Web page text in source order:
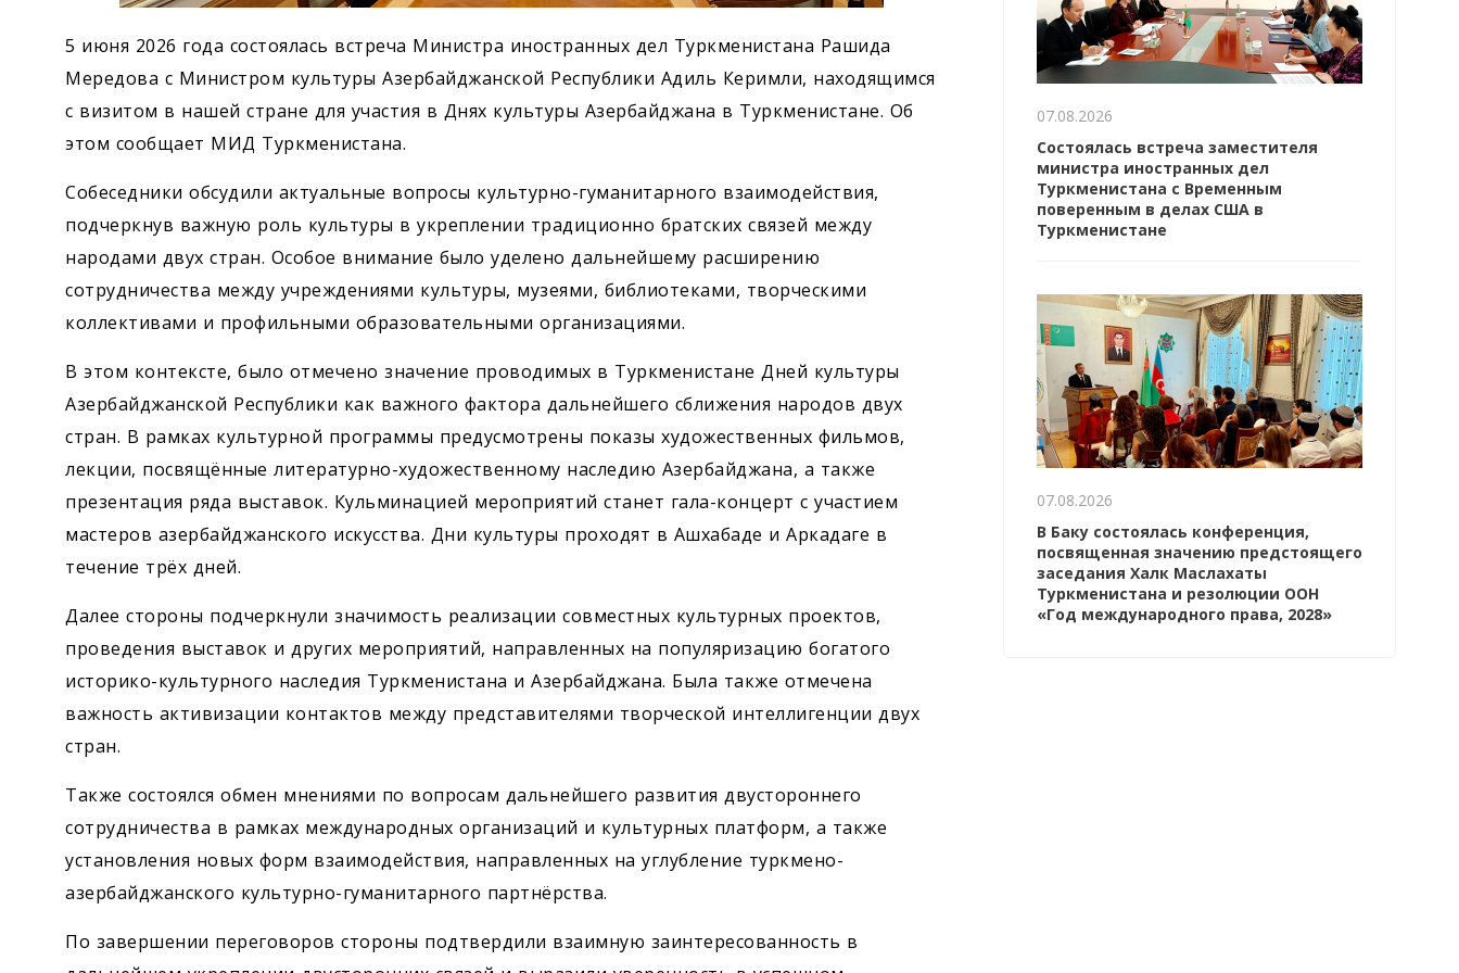
5 июня 2026 года состоялась встреча Министра иностранных дел Туркменистана Рашида
Мередова с Министром культуры Азербайджанской Республики Адиль Керимли, находящимся
с визитом в нашей стране для участия в Днях культуры Азербайджана в Туркменистане. Об
этом сообщает МИД Туркменистана.
Собеседники обсудили актуальные вопросы культурно-гуманитарного взаимодействия,
подчеркнув важную роль культуры в укреплении традиционно братских связей между
народами двух стран. Особое внимание было уделено дальнейшему расширению
сотрудничества между учреждениями культуры, музеями, библиотеками, творческими
коллективами и профильными образовательными организациями.
В этом контексте, было отмечено значение проводимых в Туркменистане Дней культуры
Азербайджанской Республики как важного фактора дальнейшего сближения народов двух
стран. В рамках культурной программы предусмотрены показы художественных фильмов,
лекции, посвящённые литературно-художественному наследию Азербайджана, а также
презентация ряда выставок. Кульминацией мероприятий станет гала-концерт с участием
мастеров азербайджанского искусства. Дни культуры проходят в Ашхабаде и Аркадаге в
течение трёх дней.
Далее стороны подчеркнули значимость реализации совместных культурных проектов,
проведения выставок и других мероприятий, направленных на популяризацию богатого
историко-культурного наследия Туркменистана и Азербайджана. Была также отмечена
важность активизации контактов между представителями творческой интеллигенции двух
стран.
Также состоялся обмен мнениями по вопросам дальнейшего развития двустороннего
сотрудничества в рамках международных организаций и культурных платформ, а также
установления новых форм взаимодействия, направленных на углубление туркмено-
азербайджанского культурно-гуманитарного партнёрства.
По завершении переговоров стороны подтвердили взаимную заинтересованность в
07.08.2026
Состоялась встреча заместителя
министра иностранных дел
Туркменистана с Временным
поверенным в делах США в
Туркменистане
07.08.2026
В Баку состоялась конференция,
посвященная значению предстоящего
заседания Халк Маслахаты
Туркменистана и резолюции ООН
«Год международного права, 2028»